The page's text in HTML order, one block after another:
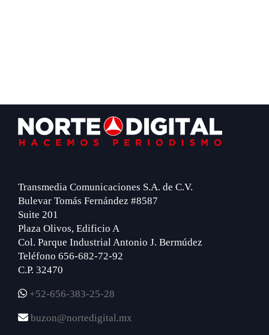
Footer
Transmedia Comunicaciones S.A. de C.V.
Bulevar Tomás Fernández #8587
Suite 201
Plaza Olivos, Edificio A
Col. Parque Industrial Antonio J. Bermúdez
Teléfono 656-682-72-92
C.P. 32470
+52-656-383-25-28
buzon@nortedigital.mx